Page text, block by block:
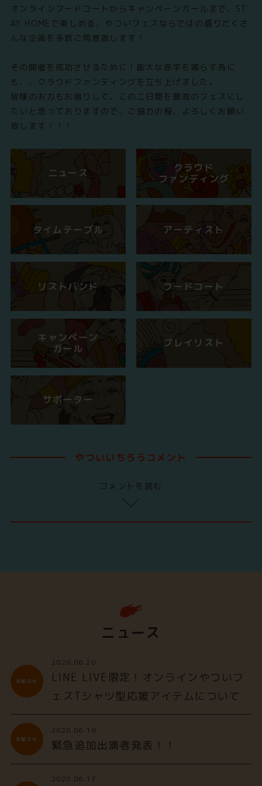
オンラインフードコートからキャンペーンガールまで、ST
AY HOMEで楽しめる、やついフェスならではの盛りだくさ
んな企画を多数ご用意致します！
その開催を成功させるために！膨大な赤字を減らす為に
も、、クラウドファンディングを立ち上げました。
皆様のお力もお借りして、この二日間を最高のフェスにし
たいと思っておりますので、ご協力の程、よろしくお願い
致します！！！
ニュース
クラウド
ファンディング
タイムテーブル アーティスト
リストバンド フードコート
キャンペーン
ガール
プレイリスト
サポーター
やついいちろうコメント
コメントを読む
ニュース
お知らせ
2020.06.20
LINE LIVE限定！オンラインやついフ
ェスTシャツ型応援アイテムについて
お知らせ
2020.06.19
緊急追加出演者発表！！
2020.06.17